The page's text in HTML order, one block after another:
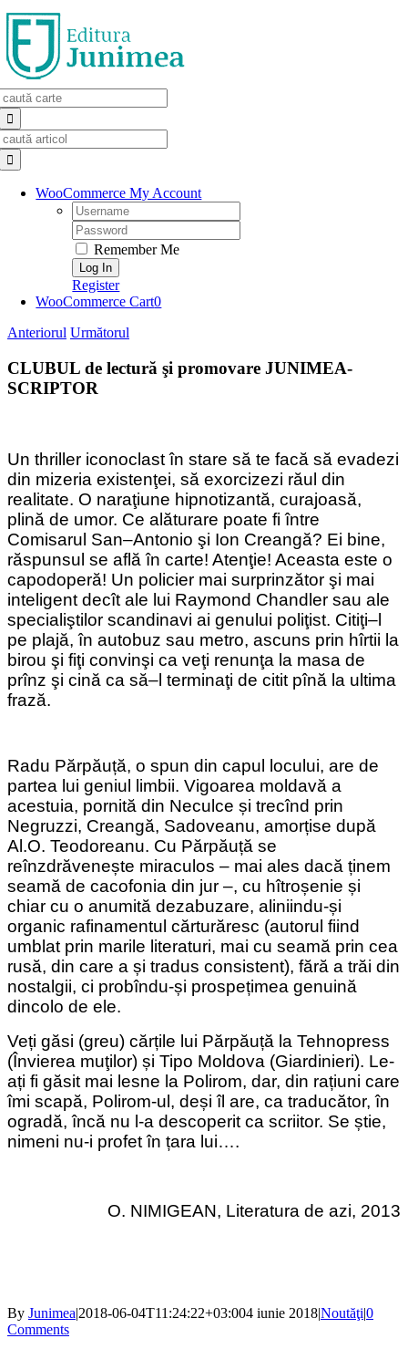
Skip
to
content
WooCommerce My Account
Username:
Password:
Remember Me
Register
WooCommerce Cart0
Anteriorul Următorul
CLUBUL de lectură şi promovare JUNIMEA-
SCRIPTOR
Un thriller iconoclast în stare să te facă să evadezi
din mizeria existenţei, să exorcizezi răul din
realitate. O naraţiune hipnotizantă, curajoasă,
plină de umor. Ce alăturare poate fi între
Comisarul San–Antonio şi Ion Creangă? Ei bine,
răspunsul se află în carte! Atenţie! Aceasta este o
capodoperă! Un policier mai surprinzător şi mai
inteligent decît ale lui Raymond Chandler sau ale
specialiştilor scandinavi ai genului poliţist. Citiţi–l
pe plajă, în autobuz sau metro, ascuns prin hîrtii la
birou şi fiţi convinşi ca veţi renunţa la masa de
prînz şi cină ca să–l terminaţi de citit pînă la ultima
frază.
Radu Părpăuță, o spun din capul locului, are de
partea lui geniul limbii. Vigoarea moldavă a
acestuia, pornită din Neculce și trecînd prin
Negruzzi, Creangă, Sadoveanu, amorțise după
Al.O. Teodoreanu. Cu Părpăuță se
reînzdrăvenește miraculos – mai ales dacă ținem
seamă de cacofonia din jur –, cu hîtroșenie și
chiar cu o anumită dezabuzare, aliniindu-și
organic rafinamentul cărturăresc (autorul fiind
umblat prin marile literaturi, mai cu seamă prin cea
rusă, din care a și tradus consistent), fără a trăi din
nostalgii, ci probîndu-și prospețimea genuină
dincolo de ele.
Veți găsi (greu) cărțile lui Părpăuță la Tehnopress
(Învierea muţilor) și Tipo Moldova (Giardinieri). Le-
ați fi găsit mai lesne la Polirom, dar, din rațiuni care
îmi scapă, Polirom-ul, deși îl are, ca traducător, în
ogradă, încă nu l-a descoperit ca scriitor. Se știe,
nimeni nu-i profet în țara lui….
O. NIMIGEAN, Literatura de azi, 2013
By Junimea|2018-06-04T11:24:22+03:004 iunie 2018|Noutăţi|0
Comments